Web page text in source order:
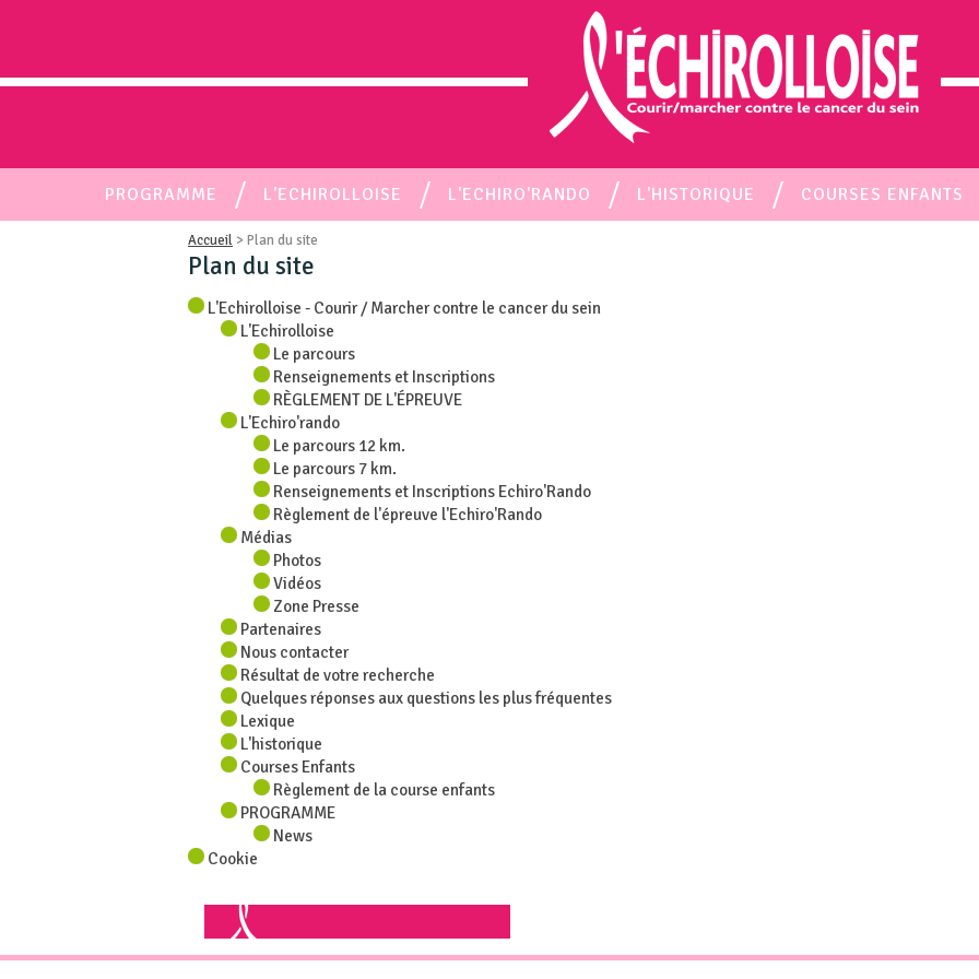
PROGRAMME L'ECHIROLLOISE L'ECHIRO'RANDO L'HISTORIQUE COURSES ENFANTS
Accueil > Plan du site
Plan du site
L'Echirolloise - Courir / Marcher contre le cancer du sein
L'Echirolloise
Le parcours
Renseignements et Inscriptions
RÈGLEMENT DE L'ÉPREUVE
L'Echiro'rando
Le parcours 12 km.
Le parcours 7 km.
Renseignements et Inscriptions Echiro'Rando
Règlement de l'épreuve l'Echiro'Rando
Médias
Photos
Vidéos
Zone Presse
Partenaires
Nous contacter
Résultat de votre recherche
Quelques réponses aux questions les plus fréquentes
Lexique
L'historique
Courses Enfants
Règlement de la course enfants
PROGRAMME
News
Cookie